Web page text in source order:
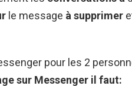
le message à supprimer
pour les 2
sur Messenger il faut: